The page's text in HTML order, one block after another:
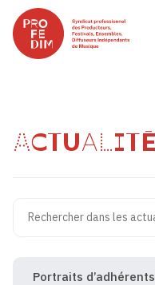
Recherche
Portraits d’adhérents